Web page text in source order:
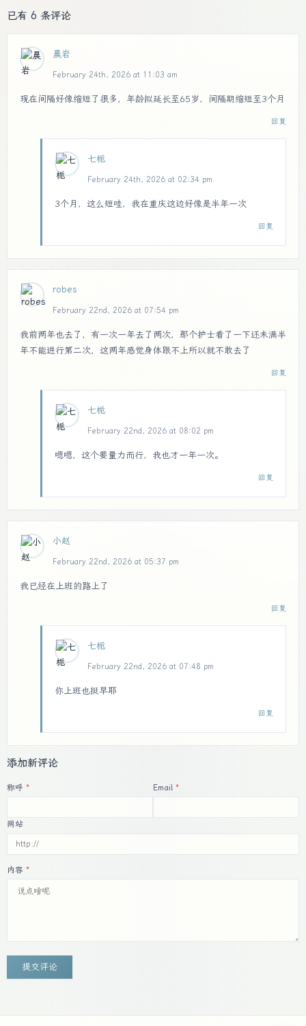
已有 6 条评论
晨岩
February 24th, 2026 at 11:03 am
现在间隔好像缩短了很多，年龄拟延长至65岁，间隔期缩短至3个月
回复
七栀
February 24th, 2026 at 02:34 pm
3个月，这么短哇，我在重庆这边好像是半年一次
回复
robes
February 22nd, 2026 at 07:54 pm
我前两年也去了，有一次一年去了两次，那个护士看了一下还未满半
年不能进行第二次，这两年感觉身体跟不上所以就不敢去了
回复
七栀
February 22nd, 2026 at 08:02 pm
嗯嗯，这个要量力而行，我也才一年一次。
回复
小赵
February 22nd, 2026 at 05:37 pm
我已经在上班的路上了
回复
七栀
February 22nd, 2026 at 07:48 pm
你上班也挺早耶
回复
添加新评论
称呼 Email
网站
内容
提交评论